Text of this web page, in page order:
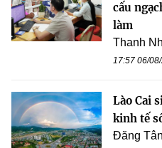
cấu
làm
Thanh
17:57 06/
Lào Cai
kinh tế
Đăng Tân